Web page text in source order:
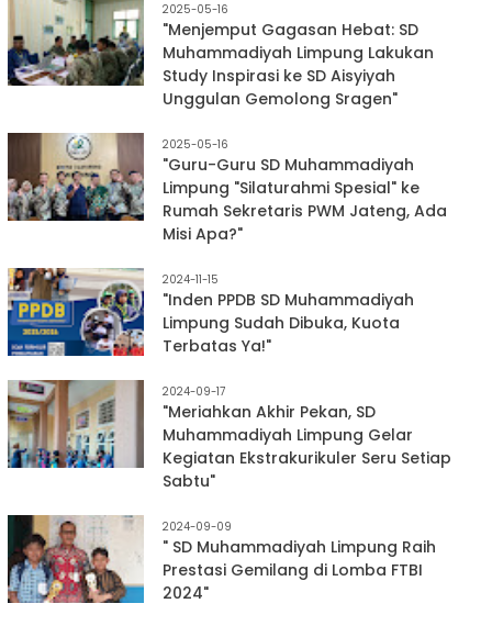
2025-05-16
"Menjemput Gagasan Hebat: SD
Muhammadiyah Limpung Lakukan
Study Inspirasi ke SD Aisyiyah
Unggulan Gemolong Sragen"
2025-05-16
"Guru-Guru SD Muhammadiyah
Limpung "Silaturahmi Spesial" ke
Rumah Sekretaris PWM Jateng, Ada
Misi Apa?"
2024-11-15
"Inden PPDB SD Muhammadiyah
Limpung Sudah Dibuka, Kuota
Terbatas Ya!"
2024-09-17
"Meriahkan Akhir Pekan, SD
Muhammadiyah Limpung Gelar
Kegiatan Ekstrakurikuler Seru Setiap
Sabtu"
2024-09-09
" SD Muhammadiyah Limpung Raih
Prestasi Gemilang di Lomba FTBI
2024"